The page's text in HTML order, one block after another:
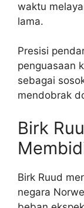
waktu
lama.
Presisi
penguasaan
sebagai
mendobrak
Birk
Birk Ruud
negara